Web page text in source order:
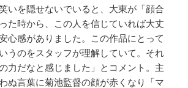
いを隠せないでいると、大東が「顔合
た時から、この人を信じていれば大丈
心感がありました。この作品にとって
うのをスタッフが理解していて。それ
力だなと感じました」とコメント。主
ぬ言葉に菊池監督の顔が赤くなり「マ